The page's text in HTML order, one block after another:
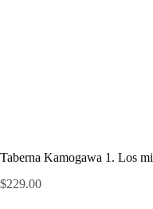
Taberna Kamogawa 1. Los
$229.00